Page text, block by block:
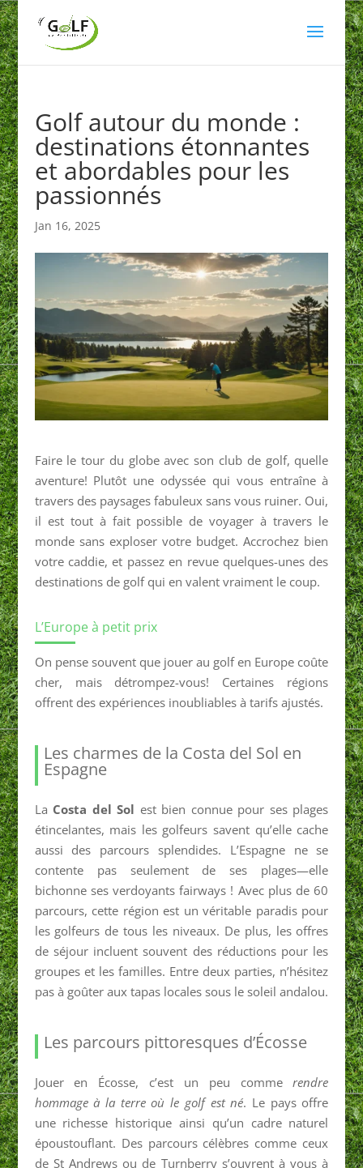
Golf autour du monde :
destinations étonnantes
et abordables pour les
passionnés
Jan 16, 2025
Faire le tour du globe avec son club de golf, quelle
aventure! Plutôt une odyssée qui vous entraîne à
travers des paysages fabuleux sans vous ruiner. Oui,
il est tout à fait possible de voyager à travers le
monde sans exploser votre budget. Accrochez bien
votre caddie, et passez en revue quelques-unes des
destinations de golf qui en valent vraiment le coup.
L’Europe à petit prix
On pense souvent que jouer au golf en Europe coûte
cher, mais détrompez-vous! Certaines régions
offrent des expériences inoubliables à tarifs ajustés.
Les charmes de la Costa del Sol en
Espagne
La Costa del Sol est bien connue pour ses plages
étincelantes, mais les golfeurs savent qu’elle cache
aussi des parcours splendides. L’Espagne ne se
contente pas seulement de ses plages—elle
bichonne ses verdoyants fairways ! Avec plus de 60
parcours, cette région est un véritable paradis pour
les golfeurs de tous les niveaux. De plus, les offres
de séjour incluent souvent des réductions pour les
groupes et les familles. Entre deux parties, n’hésitez
pas à goûter aux tapas locales sous le soleil andalou.
Les parcours pittoresques d’Écosse
Jouer en Écosse, c’est un peu commerendre
hommage à la terre où le golf est né. Le pays offre
une richesse historique ainsi qu’un cadre naturel
époustouflant. Des parcours célèbres comme ceux
de St Andrews ou de Turnberry s’ouvrent à vous à